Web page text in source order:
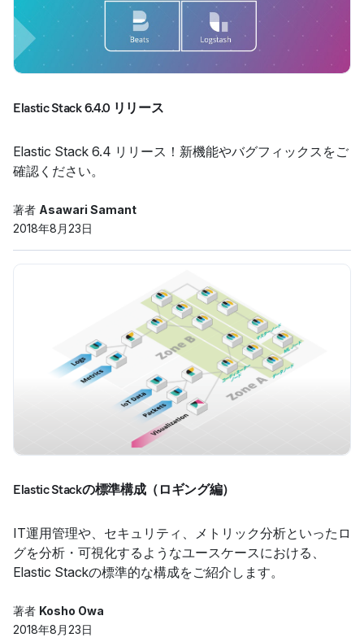
Elastic Stack 6.4.0 リリース
Elastic Stack 6.4 リリース！新機能やバグフィックスをご
確認ください。
著者 Asawari Samant
2018年8月23日
Elastic Stackの標準構成（ロギング編）
IT運用管理や、セキュリティ、メトリック分析といったロ
グを分析・可視化するようなユースケースにおける、
Elastic Stackの標準的な構成をご紹介します。
著者 Kosho Owa
2018年8月23日